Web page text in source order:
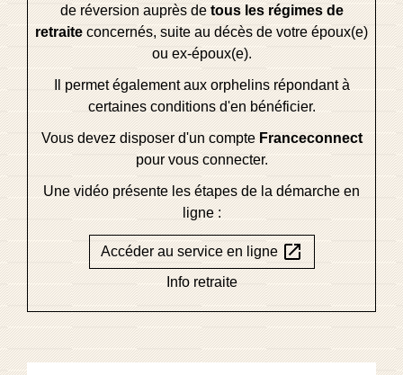
de réversion auprès de tous les régimes de
retraite concernés, suite au décès de votre époux(e)
ou ex-époux(e).
Il permet également aux orphelins répondant à
certaines conditions d'en bénéficier.
Vous devez disposer d'un compte Franceconnect
pour vous connecter.
Une vidéo présente les étapes de la démarche en
ligne :
Accéder au service en ligne open_in_new
Info retraite